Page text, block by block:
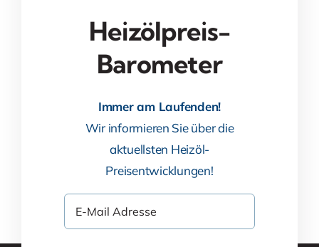
Heizölpreis-
Barometer
Immer am Laufenden!
Wir informieren Sie über die
aktuellsten Heizöl-
Preisentwicklungen!